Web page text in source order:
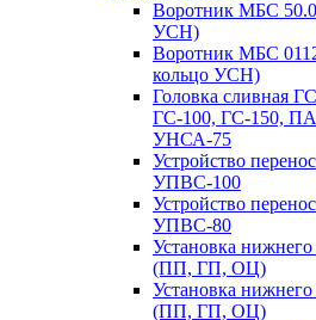
Воротник МБС
УСН)
Воротник МБС
кольцо УСН)
Головка сливная
ГС-100, ГС-150,
УНСА-75
Устройство
УПВС-100
Устройство
УПВС-80
Установка
(ПП, ГП, ОЦ)
Установка
(ПП, ГП, ОЦ)